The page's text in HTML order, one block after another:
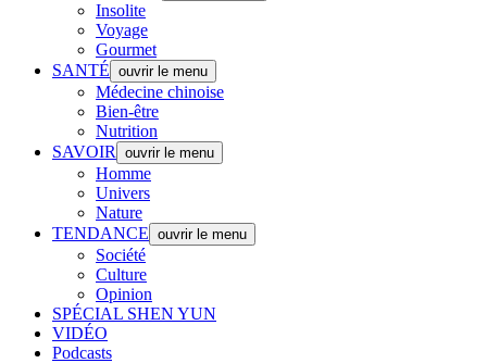
Insolite
Voyage
Gourmet
SANTÉ ouvrir le menu
Médecine chinoise
Bien-être
Nutrition
SAVOIR
ouvrir le menu
Homme
Univers
Nature
TENDANCE ouvrir le menu
Société
Culture
Opinion
SPÉCIAL SHEN YUN
VIDÉO
Podcasts